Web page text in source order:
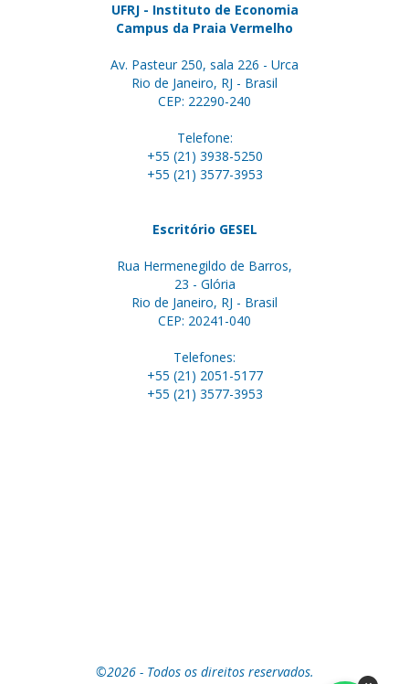
UFRJ - Instituto de Economia
Campus da Praia Vermelho
Av. Pasteur 250, sala 226 - Urca
Rio de Janeiro, RJ - Brasil
CEP: 22290-240
Telefone:
+55 (21) 3938-5250
+55 (21) 3577-3953
Escritório GESEL
Rua Hermenegildo de Barros,
23 - Glória
Rio de Janeiro, RJ - Brasil
CEP: 20241-040
Telefones:
+55 (21) 2051-5177
+55 (21) 3577-3953
©2026 - Todos os direitos reservados.